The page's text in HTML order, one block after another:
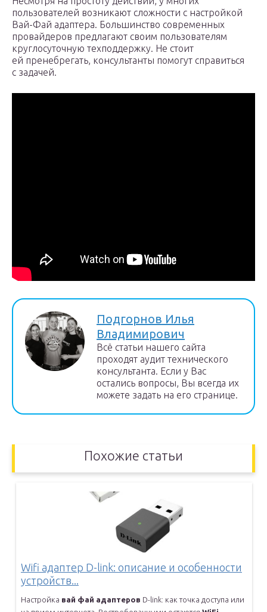
пользователей возникают сложности с настройкой
Вай-Фай адаптера. Большинство современных
провайдеров предлагают своим пользователям
круглосуточную техподдержку. Не стоит
ей пренебрегать, консультанты помогут справиться
с задачей.
Подгорнов Илья
Владимирович
Всё статьи нашего сайта
проходят аудит технического
консультанта. Если у Вас
остались вопросы, Вы всегда их
можете задать на его странице.
Похожие статьи
Wifi адаптер D-link: описание и особенности
устройств...
Настройка вай фай адаптеров D-link: как точка доступа или